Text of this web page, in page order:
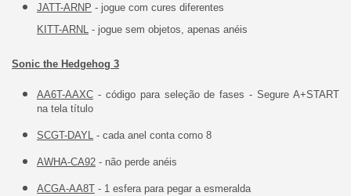
JATT-ARNP - jogue com cures diferentes
KITT-ARNL- jogue sem objetos, apenas anéis
Sonic the Hedgehog 3
AA6T-AAXC- código para seleção de fases - Segure A+START
na tela título
SCGT-DAYL- cada anel conta como 8
AWHA-CA92- não perde anéis
ACGA-AA8T- 1 esfera para pegar a esmeralda